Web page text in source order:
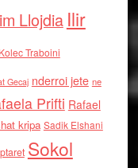
Llojdia Ilir
Kolec Traboini
Gecaj nderroi jete ne
Prifti Rafael
kripa Sadik Elshani
Sokol